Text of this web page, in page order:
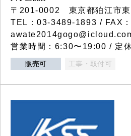
〒201-0002 東京都狛江市
TEL：03-3489-1893 / FAX
営業時間：6:30〜19:00 / 定
販売可 工事・取付可